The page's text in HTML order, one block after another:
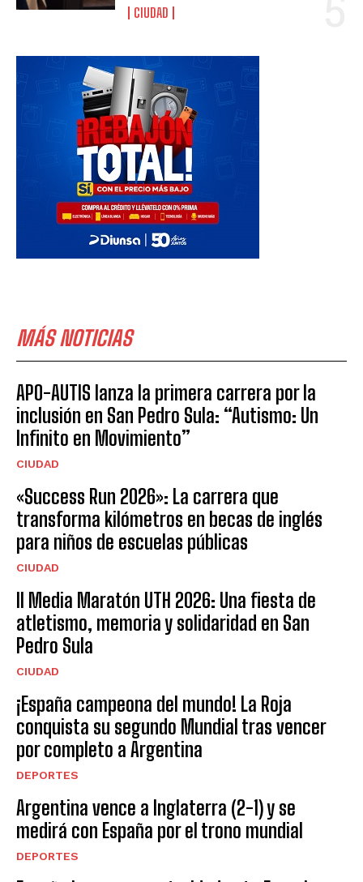
CIUDAD
MÁS NOTICIAS
APO-AUTIS lanza la primera carrera por la
inclusión en San Pedro Sula: “Autismo: Un
Infinito en Movimiento”
CIUDAD
«Success Run 2026»: La carrera que
transforma kilómetros en becas de inglés
para niños de escuelas públicas
CIUDAD
II Media Maratón UTH 2026: Una fiesta de
atletismo, memoria y solidaridad en San
Pedro Sula
CIUDAD
¡España campeona del mundo! La Roja
conquista su segundo Mundial tras vencer
por completo a Argentina
DEPORTES
Argentina vence a Inglaterra (2-1) y se
medirá con España por el trono mundial
DEPORTES